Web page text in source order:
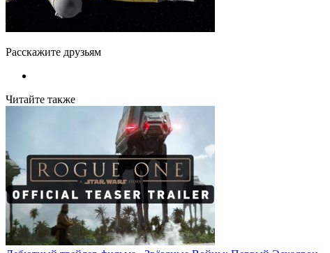
Расскажите друзьям
Читайте также